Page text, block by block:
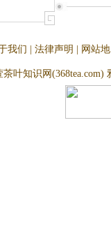
我们 法律声明 网站
叶知识网